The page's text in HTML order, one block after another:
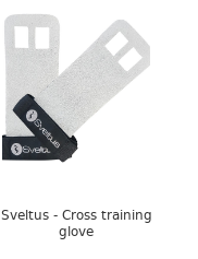
Sveltus - Cross training
glove